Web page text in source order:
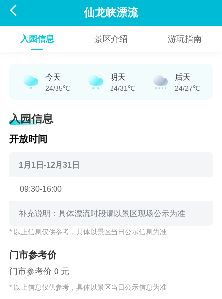
 仙龙峡漂流
入园信息 景区介绍 游玩指南
今天
24/35℃
明天
24/31℃
后天
24/27℃
入园信息
开放时间
1月1日-12月31日
09:30-16:00
补充说明：具体漂流时段请以景区现场公示为准
* 以上信息仅供参考，具体以景区当日公示信息为准
门市参考价
门市参考价 0 元
* 以上信息仅供参考，具体以景区当日公示信息为准